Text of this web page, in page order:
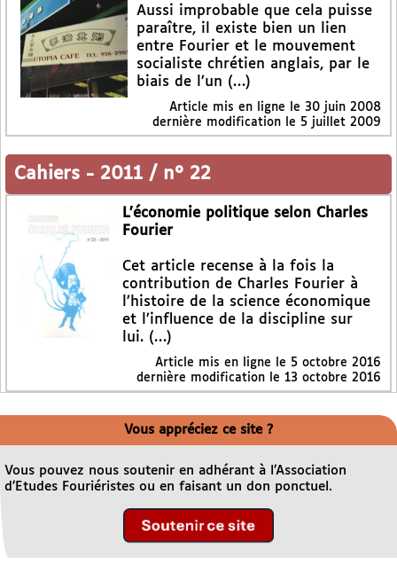
Aussi improbable que cela puisse
paraître, il existe bien un lien
entre Fourier et le mouvement
socialiste chrétien anglais, par le
biais de l’un (…)
Article mis en ligne le 30 juin 2008
dernière modification le 5 juillet 2009
Cahiers - 2011 / n° 22
L’économie politique selon Charles
Fourier
Cet article recense à la fois la
contribution de Charles Fourier à
l’histoire de la science économique
et l’influence de la discipline sur
lui. (…)
Article mis en ligne le 5 octobre 2016
dernière modification le 13 octobre 2016
Vous appréciez ce site ?
Vous pouvez nous soutenir en adhérant à l’Association
d’Etudes Fouriéristes ou en faisant un don ponctuel.